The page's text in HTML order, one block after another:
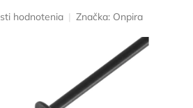
hodnotenia Značka: Onpira